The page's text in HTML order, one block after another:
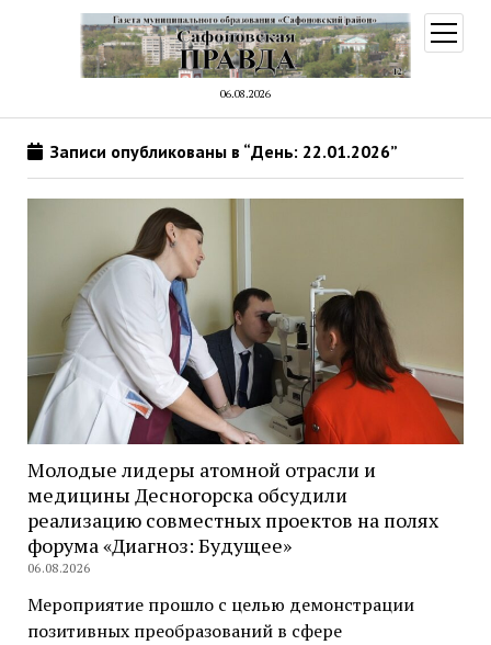
06.08.2026
меню
Записи опубликованы в “День: 22.01.2026”
Молодые лидеры атомной отрасли и
медицины Десногорска обсудили
реализацию совместных проектов на полях
форума «Диагноз: Будущее»
06.08.2026
Мероприятие прошло с целью демонстрации
позитивных преобразований в сфере